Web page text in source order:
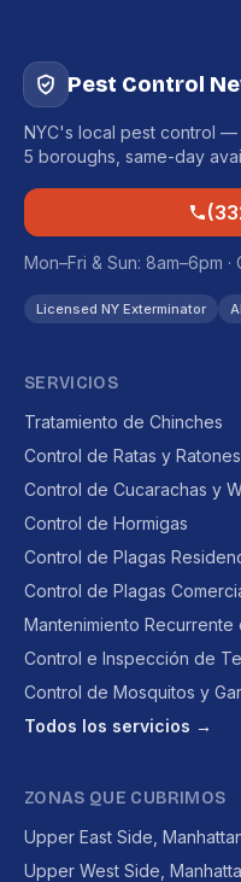
Pest Control
NYC's local pest control —
5 boroughs, same-day
Mon–Fri & Sun: 8am–6pm
Licensed NY Exterminator
SERVICIOS
Tratamiento de Chinches
Control de Ratas y Ratones
Control de Cucarachas y
Control de Hormigas
Control de Plagas
Control de Plagas
Mantenimiento Recurrente
Control e Inspección de
Control de Mosquitos y
Todos los servicios →
ZONAS QUE CUBRIMOS
Upper East Side,
Upper West Side,